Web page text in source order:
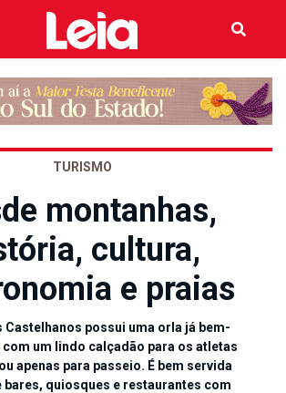
TURISMO
montanhas,
cultura,
e praias
Castelhanos possui uma orla já bem-
um lindo calçadão para os atletas
apenas para passeio. É bem servida
bares, quiosques e restaurantes com